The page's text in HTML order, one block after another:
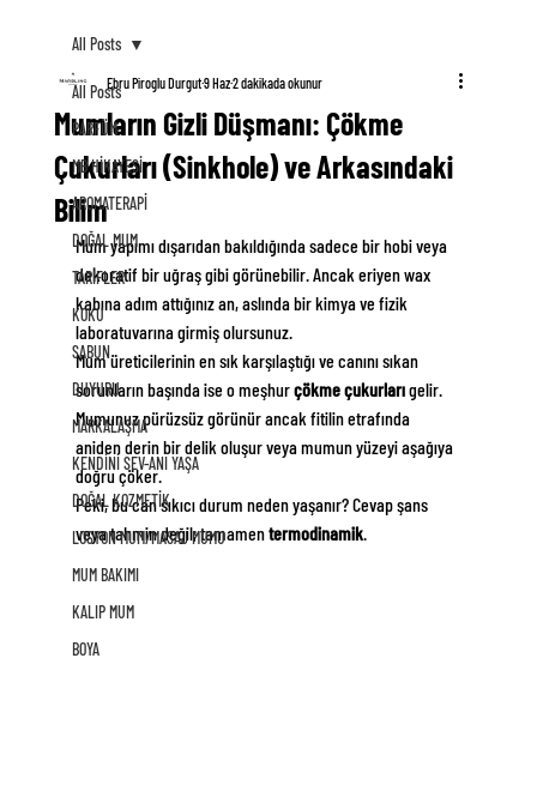
All Posts
PARFÜM
MB HİKAYESİ
AROMATERAPİ
DOĞAL MUM
TARİFLER
KOKU
SABUN
DUYURU
MARKALAŞMA
KENDİNİ SEV-ANI YAŞA
DOĞAL KOZMETİK
LOSYON MUM/MASAJ MUMU
MUM BAKIMI
KALIP MUM
BOYA
All Posts
Mumların Gizli Düşmanı: Çökme
Çukurları (Sinkhole) ve Arkasındaki
Bilim
Ebru Piroglu Durgut9 Haz2 dakikada okunur
Mum yapımı dışarıdan bakıldığında sadece bir hobi veya
dekoratif bir uğraş gibi görünebilir. Ancak eriyen wax
kabına adım attığınız an, aslında bir kimya ve fizik
laboratuvarına girmiş olursunuz.
Mum üreticilerinin en sık karşılaştığı ve canını sıkan
sorunların başında ise o meşhur çökme çukurları gelir.
Mumunuz pürüzsüz görünür ancak fitilin etrafında
aniden derin bir delik oluşur veya mumun yüzeyi aşağıya
doğru çöker.
Peki, bu can sıkıcı durum neden yaşanır? Cevap şans
veya tahmin değil; tamamen termodinamik.